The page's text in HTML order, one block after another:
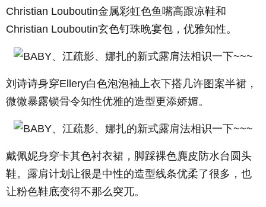
Christian Louboutin金属彩虹色鱼嘴高跟凉鞋和
Christian Louboutin玄色钉珠晚宴包，优雅知性。
刘诗诗身穿Ellery白色泡泡袖上衣下搭几许图案半裙，
微微暴露锁骨令知性优雅的造型更添娇媚。
戴佩妮身穿卡其色衬衣裙，脚踩裸色麂皮防水台圆头
鞋。露肩计划让很是中性的造型线条优柔了很多，也
让粉色鞋底变得不那么突兀。